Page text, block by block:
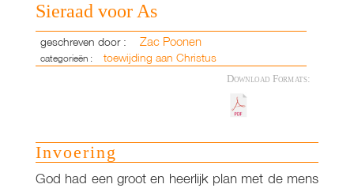
Sieraad voor As
geschreven door : Zac Poonen
categorieën : toewijding aan Christus
Download Formats:
Invoering
God had een groot en heerlijk plan met de mens